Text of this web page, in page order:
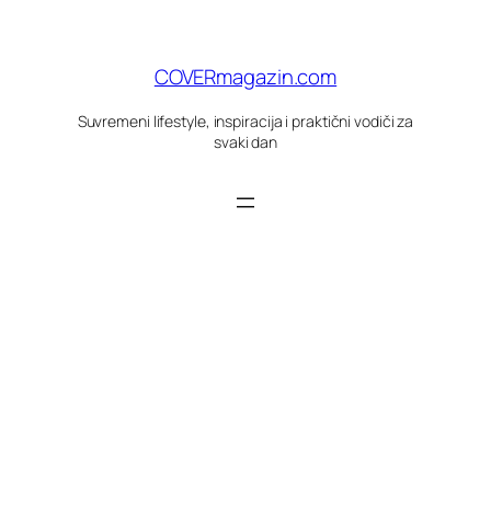
COVERmagazin.com
Suvremeni lifestyle, inspiracija i praktični vodiči za
svaki dan